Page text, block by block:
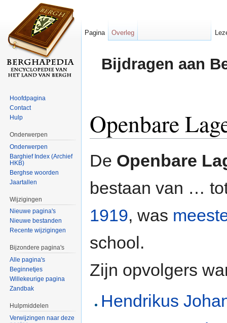
Bijdragen aan
Openbare
De Openbare
bestaan van …
1919, was
school.
Zijn opvolgers
Hendrikus
Pagina Overleg
Hoofdpagina
Contact
Hulp
Onderwerpen
Onderwerpen
Barghief Index (Archief
HKB)
Berghse woorden
Jaartallen
Wijzigingen
Nieuwe pagina's
Nieuwe bestanden
Recente wijzigingen
Bijzondere pagina's
Alle pagina's
Beginnetjes
Willekeurige pagina
Zandbak
Hulpmiddelen
Verwijzingen naar deze